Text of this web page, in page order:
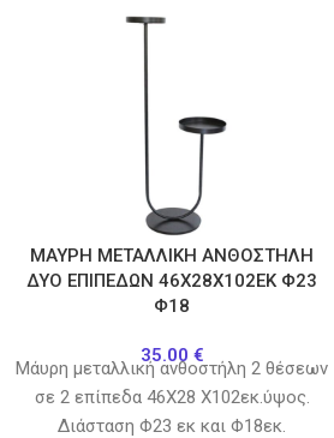
ΜΑΥΡΗ ΜΕΤΑΛΛΙΚΗ ΑΝΘΟΣΤΗΛΗ
ΔΥΟ ΕΠΙΠΕΔΩΝ 46Χ28Χ102ΕΚ Φ23
Φ18
35.00 €
Μάυρη μεταλλική ανθοστήλη 2 θέσεων
σε 2 επίπεδα 46Χ28 Χ102εκ.ύψος.
Διάσταση Φ23 εκ και Φ18εκ.